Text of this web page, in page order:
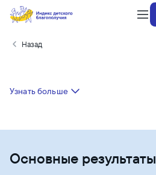
Назад
Узнать больше
Основные результаты